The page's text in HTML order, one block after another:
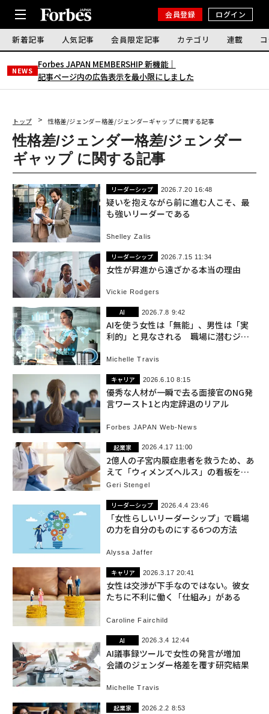
会員登録 ログイン
新着記事 人気記事 会員限定記事 カテゴリ 連載
NEWS
Forbes JAPAN MEMBERSHIP 新機能｜
記事ページ内の広告表示を最小限にしました
トップ 性格差/ジェンダー格差/ジェンダーギャップ に関する記事
性格差/ジェンダー格差/ジェンダー
ギャップ に関する記事
リーダーシップ 2026.7.20 16:48
疑いを抱えながら前に進む人こそ、最
も強いリーダーである
Shelley Zalis
リーダーシップ 2026.7.15 11:34
女性が昇進から遠ざかる本当の理由
Vickie Rodgers
AI 2026.7.8 9:42
AIを使う女性は「無能」、男性は「実
利的」と見なされる 職場に潜むジェ
Michelle Travis
キャリア 2026.6.10 8:15
優秀な人材が一瞬で去る面接官のNG発
言ワースト1と内定辞退のリアル
Forbes JAPAN Web-News
起業家 2026.4.17 11:00
2億人の子宮内膜症患者を救うため、あ
えて「ウィメンズヘルス」の看板を外
した女性起業家の葛藤
Geri Stengel
リーダーシップ 2026.4.4 23:46
「女性らしいリーダーシップ」で職場
の力を自分のものにする6つの方法
Alyssa Jaffer
キャリア 2026.3.17 20:41
女性は交渉が下手なのではない。彼女
たちに不利に働く「仕組み」がある
Caroline Fairchild
AI 2026.3.4 12:44
AI議事録ツールで女性の発言が増加
会議のジェンダー格差を覆す研究結果
Michelle Travis
起業家 2026.2.2 8:53